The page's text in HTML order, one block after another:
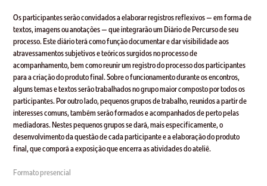
Os participantes serão convidados a elaborar registros reflexivos — em forma de
textos, imagens ou anotações — que integrarão um Diário de Percurso de seu
processo. Este diário terá como função documentar e dar visibilidade aos
atravessamentos subjetivos e teóricos surgidos no processo de
acompanhamento, bem como reunir um registro do processo dos participantes
para a criação do produto final. Sobre o funcionamento durante os encontros,
alguns temas e textos serão trabalhados no grupo maior composto por todos os
participantes. Por outro lado, pequenos grupos de trabalho, reunidos a partir de
interesses comuns, também serão formados e acompanhados de perto pelas
mediadoras. Nestes pequenos grupos se dará, mais especificamente, o
desenvolvimento da questão de cada participante e a elaboração do produto
final, que comporá a exposição que encerra as atividades do ateliê.
Formato presencial